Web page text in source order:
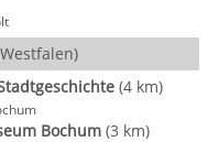
(4 km)
Bochum(3 km)